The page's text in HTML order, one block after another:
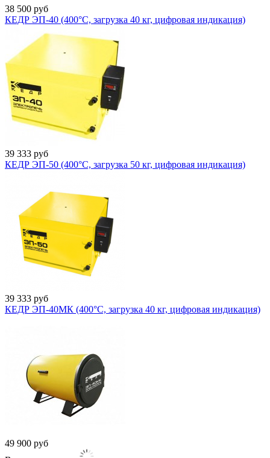
38 500 руб
КЕДР ЭП-40 (400°C, загрузка 40 кг, цифровая индикация)
39 333 руб
КЕДР ЭП-50 (400°C, загрузка 50 кг, цифровая индикация)
39 333 руб
КЕДР ЭП-40МК (400°C, загрузка 40 кг, цифровая индикация)
49 900 руб